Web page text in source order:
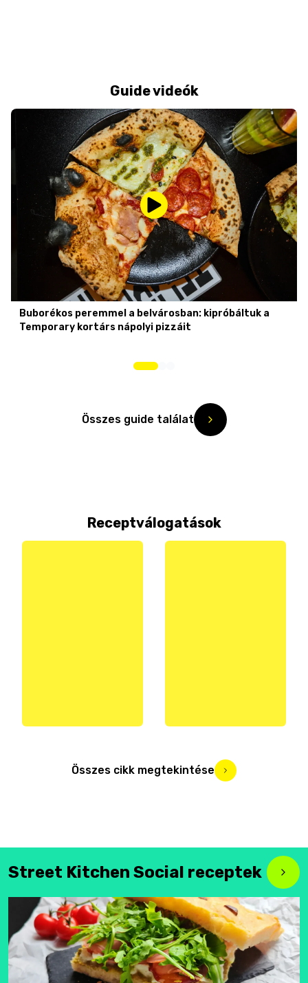
Guide videók
Buborékos peremmel a belvárosban: kipróbáltuk a
Temporary kortárs nápolyi pizzáit
Összes guide találat
Receptválogatások
Összes cikk megtekintése
Street Kitchen Social receptek